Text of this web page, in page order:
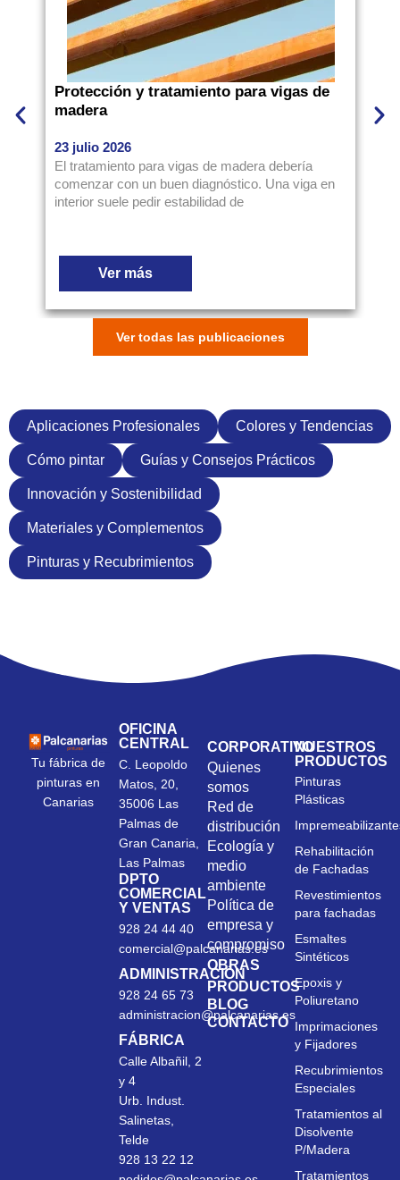
Protección y tratamiento para vigas de
madera
23 julio 2026
El tratamiento para vigas de madera debería
comenzar con un buen diagnóstico. Una viga en
interior suele pedir estabilidad de
Ver más
Ver todas las publicaciones
Aplicaciones Profesionales Colores y Tendencias
Cómo pintar Guías y Consejos Prácticos
Innovación y Sostenibilidad
Materiales y Complementos
Pinturas y Recubrimientos
Tu fábrica de
pinturas en
Canarias
OFICINA
CENTRAL
C. Leopoldo
Matos, 20,
35006 Las
Palmas de
Gran Canaria,
Las Palmas
DPTO
COMERCIAL
Y VENTAS
928 24 44 40
comercial@palcanarias.es
ADMINISTRACIÓN
928 24 65 73
administracion@palcanarias.es
FÁBRICA
Calle Albañil, 2
y 4
Urb. Indust.
Salinetas,
Telde
928 13 22 12
CORPORATIVO
Quienes
somos
Red de
distribución
Ecología y
medio
ambiente
Política de
empresa y
compromiso
OBRAS
PRODUCTOS
BLOG
CONTACTO
NUESTROS
PRODUCTOS
Pinturas
Plásticas
Rehabilitación
de Fachadas
Revestimientos
para fachadas
Esmaltes
Sintéticos
Epoxis y
Poliuretano
Imprimaciones
y Fijadores
Recubrimientos
Especiales
Tratamientos al
Disolvente
P/Madera
Tratamientos